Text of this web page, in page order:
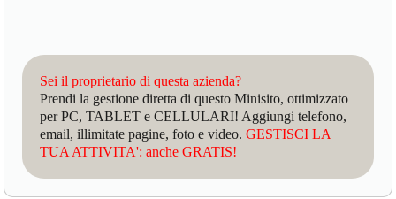
Sei il proprietario di questa azienda?
Prendi la gestione diretta di questo Minisito, ottimizzato
per PC, TABLET e CELLULARI! Aggiungi telefono,
email, illimitate pagine, foto e video.GESTISCI LA
TUA ATTIVITA': anche GRATIS!